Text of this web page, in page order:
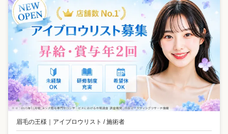
眉毛の王様 ｜ アイブロウリスト / 施術者